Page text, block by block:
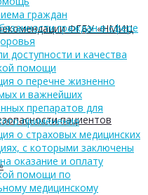
ФГБУ «НМИЦ
пациентов
граждан
граждан в сфере
доступности и качества
помощи
о перечне жизненно
и важнейших
препаратов для
применения
о страховых медицинских
с которыми заключены
оказание и оплату
помощи по
медицинскому